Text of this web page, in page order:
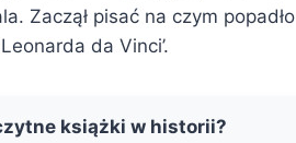
Zaczął pisać na czym
da Vinci’.
książki w historii?